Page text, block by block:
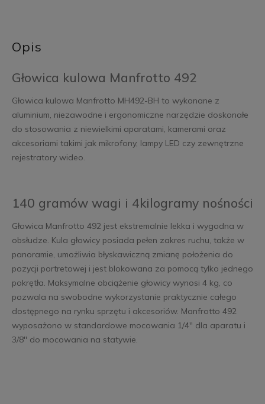
Opis
Głowica kulowa Manfrotto 492
Głowica kulowa Manfrotto MH492-BH to wykonane z
aluminium, niezawodne i ergonomiczne narzędzie doskonałe
do stosowania z niewielkimi aparatami, kamerami oraz
akcesoriami takimi jak mikrofony, lampy LED czy zewnętrzne
rejestratory wideo.
140 gramów wagi i 4kilogramy nośności
Głowica Manfrotto 492 jest ekstremalnie lekka i wygodna w
obsłudze. Kula głowicy posiada pełen zakres ruchu, także w
panoramie, umożliwia błyskawiczną zmianę położenia do
pozycji portretowej i jest blokowana za pomocą tylko jednego
pokrętła. Maksymalne obciążenie głowicy wynosi 4 kg, co
pozwala na swobodne wykorzystanie praktycznie całego
dostępnego na rynku sprzętu i akcesoriów. Manfrotto 492
wyposażono w standardowe mocowania 1/4'' dla aparatu i
3/8'' do mocowania na statywie.